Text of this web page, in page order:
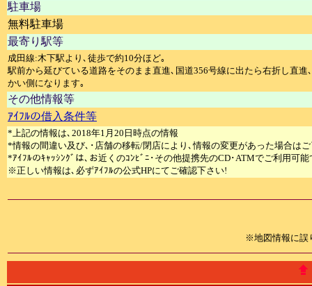
駐車場
無料駐車場
最寄り駅等
成田線:木下駅より､徒歩で約10分ほど｡
駅前から延びている道路をそのまま直進､国道356号線に出たら右折し直
かい側になります｡
その他情報等
ｱｲﾌﾙの借入条件等
*上記の情報は､2018年1月20日時点の情報
*情報の間違い及び､･店舗の移転/閉店により､情報の変更があった場合は
*ｱｲﾌﾙのｷｬｯｼﾝｸﾞは､お近くのｺﾝﾋﾞﾆ･その他提携先のCD･ATMでご利用可能
※正しい情報は､必ずｱｲﾌﾙの公式HPにてご確認下さい!
※地図情報に誤